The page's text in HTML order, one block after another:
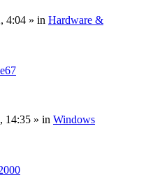
4:04 » in Hardware &
14:35 » in Windows